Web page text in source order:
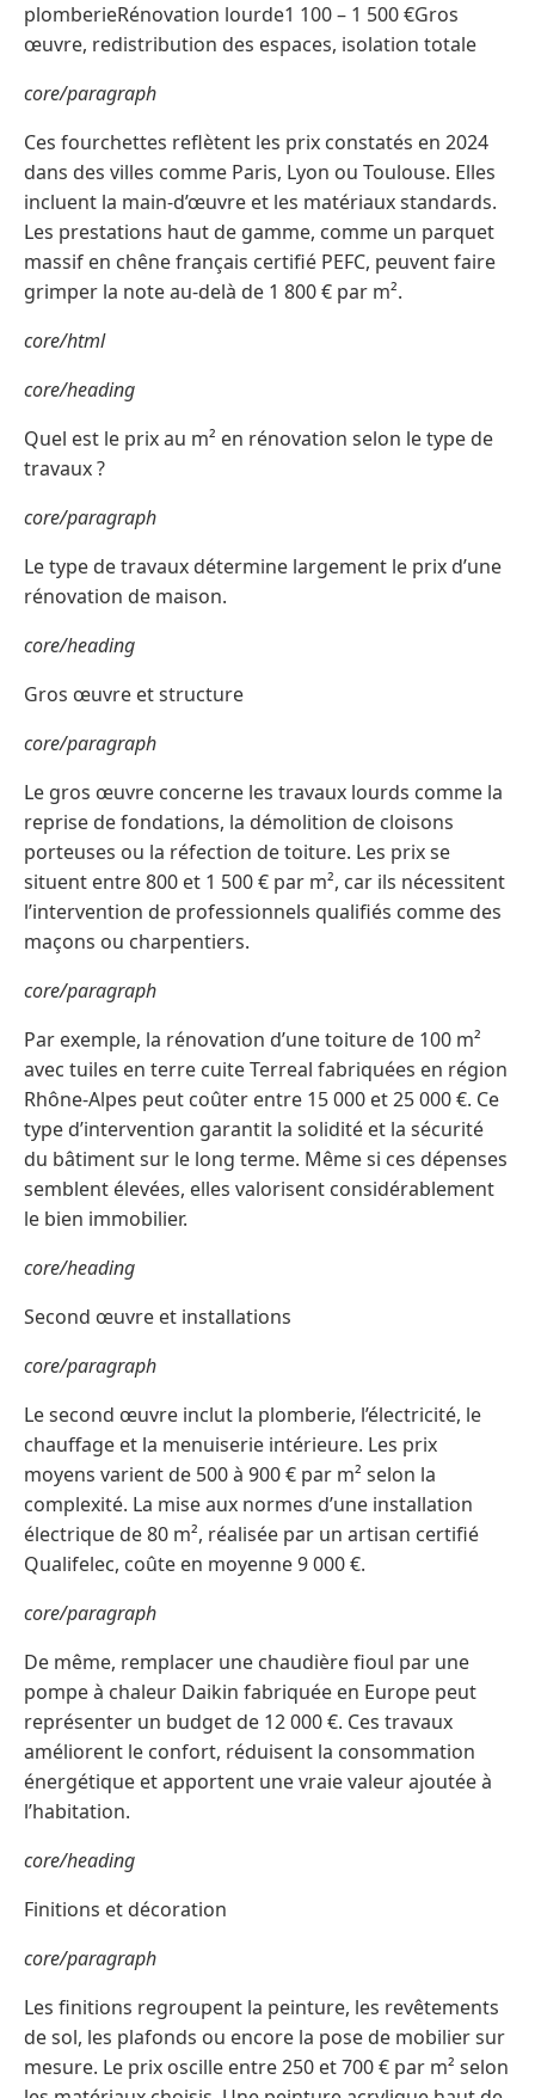
plomberieRénovation lourde1 100 – 1 500 €Gros
œuvre, redistribution des espaces, isolation totale
core/paragraph
Ces fourchettes reflètent les prix constatés en 2024
dans des villes comme Paris, Lyon ou Toulouse. Elles
incluent la main-d’œuvre et les matériaux standards.
Les prestations haut de gamme, comme un parquet
massif en chêne français certifié PEFC, peuvent faire
grimper la note au-delà de 1 800 € par m².
core/html
core/heading
Quel est le prix au m² en rénovation selon le type de
travaux ?
core/paragraph
Le type de travaux détermine largement le prix d’une
rénovation de maison.
core/heading
Gros œuvre et structure
core/paragraph
Le gros œuvre concerne les travaux lourds comme la
reprise de fondations, la démolition de cloisons
porteuses ou la réfection de toiture. Les prix se
situent entre 800 et 1 500 € par m², car ils nécessitent
l’intervention de professionnels qualifiés comme des
maçons ou charpentiers.
core/paragraph
Par exemple, la rénovation d’une toiture de 100 m²
avec tuiles en terre cuite Terreal fabriquées en région
Rhône-Alpes peut coûter entre 15 000 et 25 000 €. Ce
type d’intervention garantit la solidité et la sécurité
du bâtiment sur le long terme. Même si ces dépenses
semblent élevées, elles valorisent considérablement
le bien immobilier.
core/heading
Second œuvre et installations
core/paragraph
Le second œuvre inclut la plomberie, l’électricité, le
chauffage et la menuiserie intérieure. Les prix
moyens varient de 500 à 900 € par m² selon la
complexité. La mise aux normes d’une installation
électrique de 80 m², réalisée par un artisan certifié
Qualifelec, coûte en moyenne 9 000 €.
core/paragraph
De même, remplacer une chaudière fioul par une
pompe à chaleur Daikin fabriquée en Europe peut
représenter un budget de 12 000 €. Ces travaux
améliorent le confort, réduisent la consommation
énergétique et apportent une vraie valeur ajoutée à
l’habitation.
core/heading
Finitions et décoration
core/paragraph
Les finitions regroupent la peinture, les revêtements
de sol, les plafonds ou encore la pose de mobilier sur
mesure. Le prix oscille entre 250 et 700 € par m² selon